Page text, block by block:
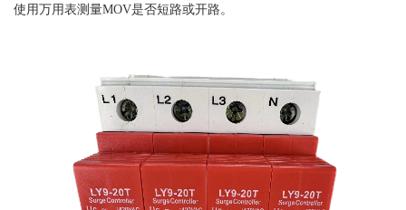
使用万用表测量MOV是否短路或开路。